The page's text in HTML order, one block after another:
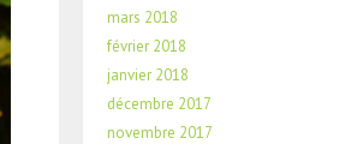
mars 2018
février 2018
janvier 2018
décembre 2017
novembre 2017